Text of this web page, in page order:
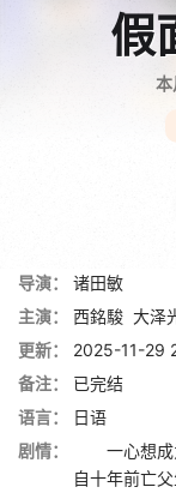
假
导演：
诸田敏
主演：
西銘駿 大泽
更新：
2025-11-29
备注：
已完结
语言：
日语
剧情：
一心想成
自十年前亡